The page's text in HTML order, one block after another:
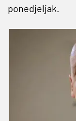
ponedjeljak.